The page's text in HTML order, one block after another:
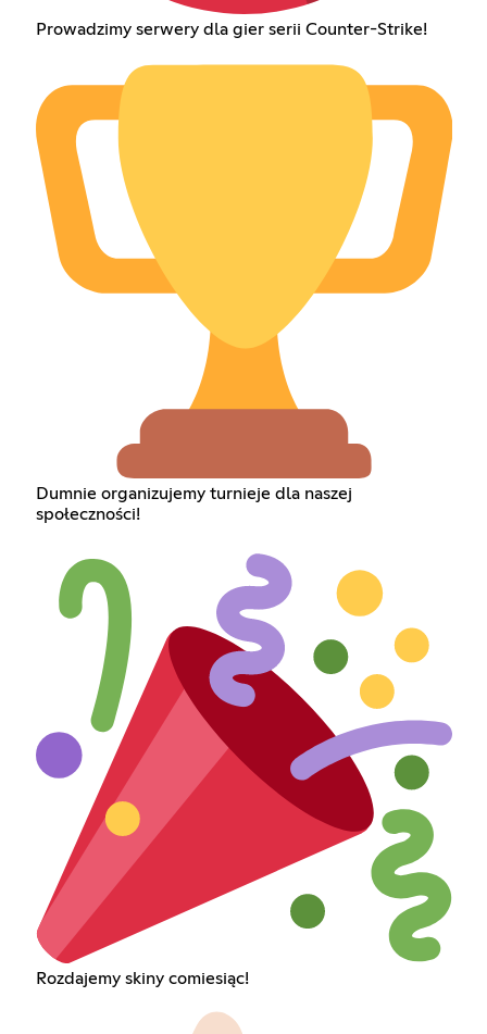
Prowadzimy serwery dla gier serii Counter-Strike!
Dumnie organizujemy turnieje dla naszej
społeczności!
Rozdajemy skiny comiesiąc!